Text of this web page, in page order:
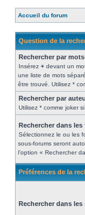
Accueil du forum
Question de la
Rechercher par
Insérez + devant un
une liste de mots
être trouvé. Utilisez *
Rechercher par
Utilisez * comme joker
Rechercher dans les
Sélectionnez le ou les
sous-forums seront
l’option « Rechercher
Préférences de la
Rechercher dans